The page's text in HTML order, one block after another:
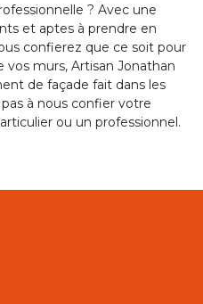
? Avec une
et aptes à prendre en
confierez que ce soit pour
murs, Artisan Jonathan
de façade fait dans les
pas à nous confier votre
ou un professionnel.